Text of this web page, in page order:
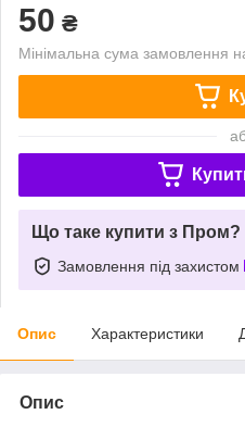
50 ₴
Мінімальна сума замовлення
Що таке купити з Пром?
Замовлення під захистом
Опис Характеристики
Опис